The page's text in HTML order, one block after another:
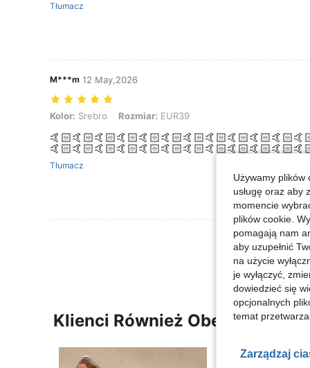
Tłumacz
M***m 12 May,2026
Kolor: Srebro, Rozmiar: EUR39
Kolor: Srebro Rozmiar: EUR39
Tłumacz
Zobacz
Klienci Również Obejrzeli
Używamy plików
usługę oraz aby
momencie
plików cookie.
pomagają nam
aby uzupełnić
na użycie
je wyłączyć,
dowiedzieć się
opcjonalnych
temat
Zarządzaj